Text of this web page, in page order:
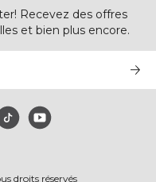
Recevez des offres
et bien plus encore.
droits réservés